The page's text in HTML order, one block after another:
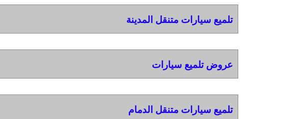
تلميع سيارات متنقل المدينة
عروض تلميع سيارات
تلميع سيارات متنقل الدمام